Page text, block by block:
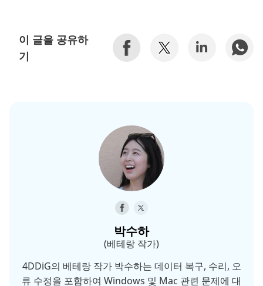
이 글을 공유하
기
박수하
(베테랑 작가)
4DDiG의 베테랑 작가 박수하는 데이터 복구, 수리, 오
류 수정을 포함하여 Windows 및 Mac 관련 문제에 대